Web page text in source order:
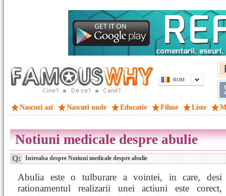
ROM
Nascuti azi Nascuti unde Educatie Filme Liste
Notiuni medicale despre abulie
Q: Intreaba despre Notiuni medicale despre abulie
Abulia este o tulburare a vointei, in care, desi
rationamentul realizarii unei actiuni este corect,